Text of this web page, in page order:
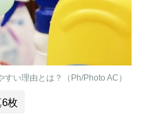
い理由とは？（Ph/Photo AC）
枚